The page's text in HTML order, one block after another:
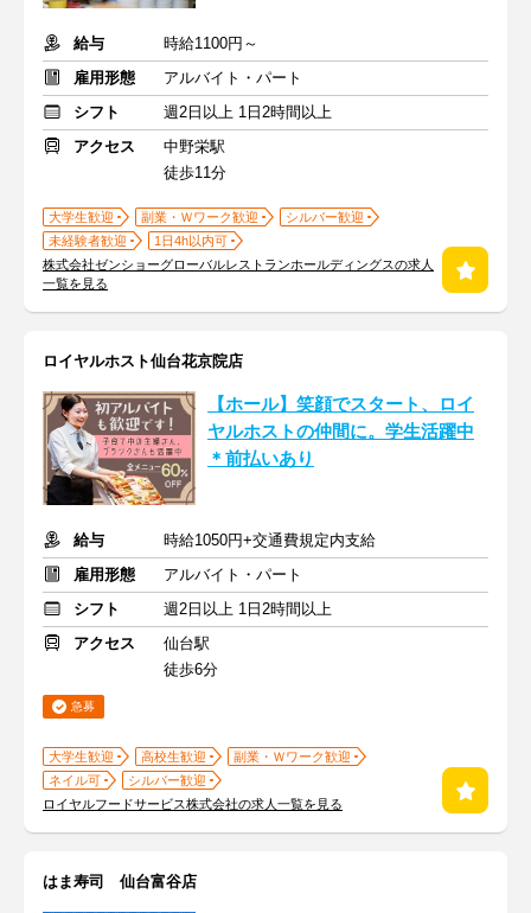
給与
時給1100円～
雇用形態
アルバイト・パート
シフト
週2日以上 1日2時間以上
アクセス
中野栄駅
徒歩11分
大学生歓迎 副業・Ｗワーク歓迎
シルバー歓迎
未経験者歓迎
1日4h以内可
株式会社ゼンショーグローバルレストランホールディングスの求人
一覧を見る
ロイヤルホスト仙台花京院店
【ホール】笑顔でスタート、ロイ
ヤルホストの仲間に。学生活躍中
＊前払いあり
給与
時給1050円+交通費規定内支給
雇用形態
アルバイト・パート
シフト
週2日以上 1日2時間以上
アクセス
仙台駅
徒歩6分
急募
大学生歓迎 高校生歓迎
副業・Ｗワーク歓迎
ネイル可
シルバー歓迎
ロイヤルフードサービス株式会社の求人一覧を見る
はま寿司 仙台富谷店